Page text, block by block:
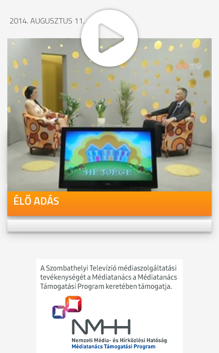
2014. AUGUSZTUS 11., 16:02
MEGOSZTÁS
Videóink megtekinthetőek
Youtube-csatornánkon is!
ÉLŐ ADÁS